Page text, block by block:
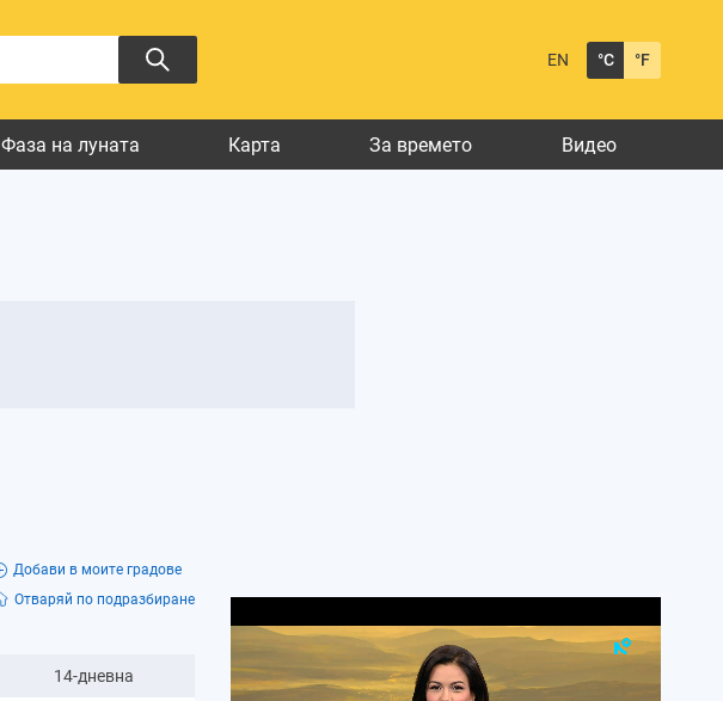
EN °C °F
Фаза на луната Карта За времето Видео
Добави в моите градове
Отваряй по подразбиране
14-дневна